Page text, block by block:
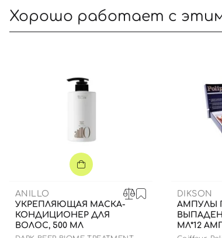
Хорошо работает с
ANILLO
УКРЕПЛЯЮЩАЯ МАСКА-
КОНДИЦИОНЕР ДЛЯ
ВОЛОС, 500 МЛ
DIKSON
АМПУЛЫ
МЛ*12